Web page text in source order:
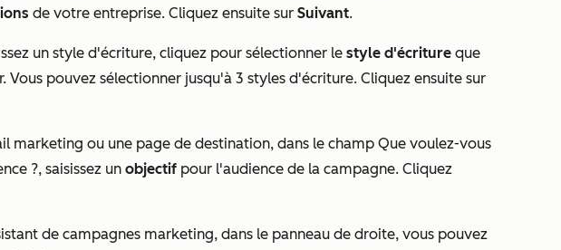
de votre entreprise. Cliquez ensuite sur Suivant.
un style d'écriture, cliquez pour sélectionner le style d'écriture que
Vous pouvez sélectionner jusqu'à 3 styles d'écriture. Cliquez ensuite sur
marketing ou une page de destination, dans le champ Que voulez-vous
?, saisissez un objectif pour l'audience de la campagne. Cliquez
de campagnes marketing, dans le panneau de droite, vous pouvez